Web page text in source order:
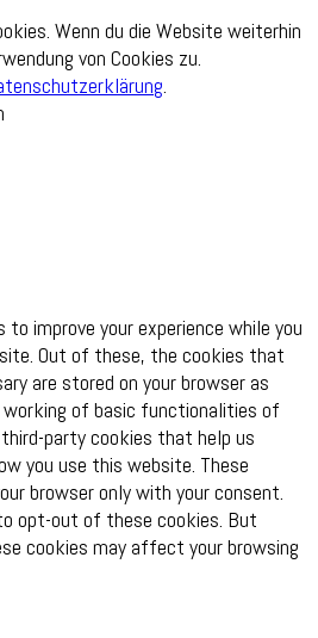
Wenn du die Website weiterhin
von Cookies zu.
.
improve your experience while you
Out of these, the cookies that
are stored on your browser as
of basic functionalities of
party cookies that help us
you use this website. These
browser only with your consent.
opt-out of these cookies. But
cookies may affect your browsing